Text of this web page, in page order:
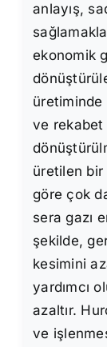
anlayış,
ekonomik
üretiminde
ve rekabet
üretilen bir
göre çok
sera gazı
şekilde,
kesimini
yardımcı
azaltır.
ve